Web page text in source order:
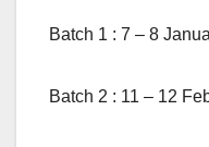
Batch 1 : 7 – 8
Batch 2 : 11 – 12